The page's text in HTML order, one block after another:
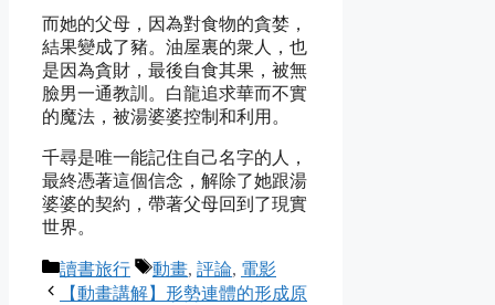
而她的父母，因為對食物的貪婪，
結果變成了豬。油屋裏的衆人，也
是因為貪財，最後自食其果，被無
臉男一通教訓。白龍追求華而不實
的魔法，被湯婆婆控制和利用。
千尋是唯一能記住自己名字的人，
最終憑著這個信念，解除了她跟湯
婆婆的契約，帶著父母回到了現實
世界。
Categories
讀書旅行 Tags
動畫, 評論, 電影
【動畫講解】形勢連體的形成原